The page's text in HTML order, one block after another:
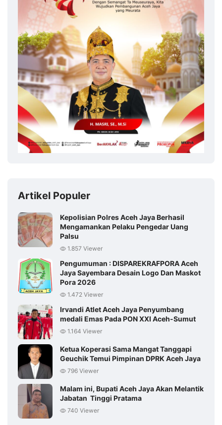
Artikel Populer
Kepolisian Polres Aceh Jaya Berhasil
Mengamankan Pelaku Pengedar Uang
Palsu
1.857 Viewer
Pengumuman : DISPAREKRAFPORA Aceh
Jaya Sayembara Desain Logo Dan Maskot
Pora 2026
1.472 Viewer
Irvandi Atlet Aceh Jaya Penyumbang
medali Emas Pada PON XXI Aceh-Sumut
1.164 Viewer
Ketua Koperasi Sama Mangat Tanggapi
Geuchik Temui Pimpinan DPRK Aceh Jaya
796 Viewer
Malam ini, Bupati Aceh Jaya Akan Melantik
Jabatan Tinggi Pratama
740 Viewer